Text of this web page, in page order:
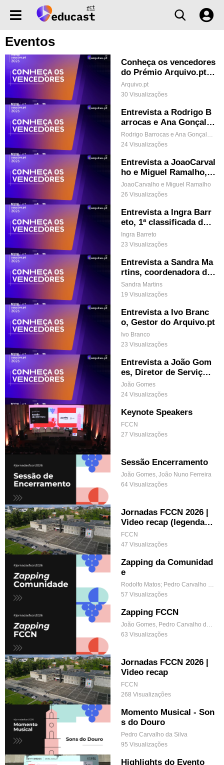
Eventos
Conheça os vencedores
do Prémio Arquivo.pt 2
026
Arquivo.pt
30 Visualizações
Entrevista a Rodrigo B
arrocas e Ana Gonçalve
s, Menção Honrosa PÚ
BLICO do Prémio Arqui
24 Visualizações
Entrevista a JoaoCarval
ho e Miguel Ramalho, 2
ºs classificados do Pré
mio Arquivo.pt 2026
JoaoCarvalho e Miguel Ramalho
26 Visualizações
Entrevista a Ingra Barr
eto, 1ª classificada do
Prémio Arquivo.pt 2026
Ingra Barreto
23 Visualizações
Entrevista a Sandra Ma
rtins, coordenadora de
Inovação e Impacto Dig
ital do .PT (Menção Ho
Sandra Martins
19 Visualizações
Entrevista a Ivo Branc
o, Gestor do Arquivo.pt
Ivo Branco
23 Visualizações
Entrevista a João Gom
es, Diretor de Serviços
Avançados da FCT
João Gomes
24 Visualizações
Keynote Speakers
FCCN
27 Visualizações
Sessão Encerramento
João Gomes, João Nuno Ferreira
64 Visualizações
Jornadas FCCN 2026 |
Video recap (legendad
o)
FCCN
47 Visualizações
Zapping da Comunidad
e
57 Visualizações
Zapping FCCN
63 Visualizações
Jornadas FCCN 2026 |
Video recap
FCCN
268 Visualizações
Momento Musical - Son
s do Douro
Pedro Carvalho da Silva
95 Visualizações
Highlights do Evento